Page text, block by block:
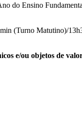
do Ensino
(Turno Matutino)/
e/ou objetos de